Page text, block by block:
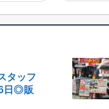
タッフ
日◎販